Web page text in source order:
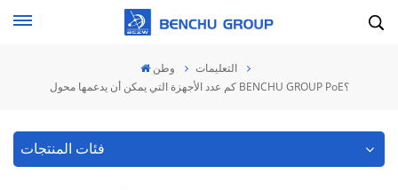
وطن
التعليمات
كم عدد الأجهزة التي يمكن أن يدعمها محول BENCHU GROUP PoE؟
فئات المنتجات